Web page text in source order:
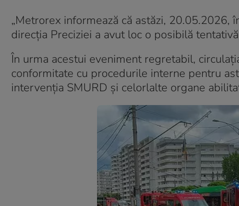
„Metrorex informează că astăzi,
direcția Preciziei a avut loc o posibilă
În urma acestui eveniment regretabil,
conformitate cu procedurile interne pentru
intervenția SMURD și celorlalte organe